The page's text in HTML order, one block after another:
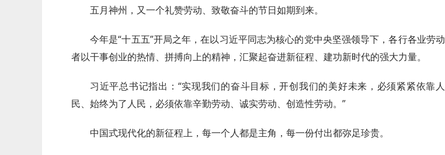
五月神州，又一个礼赞劳动、致敬奋斗的节日如期到来。
今年是“十五五”开局之年，在以习近平同志为核心的党中央坚强领导下，各行各业劳动
者以干事创业的热情、拼搏向上的精神，汇聚起奋进新征程、建功新时代的强大力量。
习近平总书记指出：“实现我们的奋斗目标，开创我们的美好未来，必须紧紧依靠人
民、始终为了人民，必须依靠辛勤劳动、诚实劳动、创造性劳动。”
中国式现代化的新征程上，每一个人都是主角，每一份付出都弥足珍贵。